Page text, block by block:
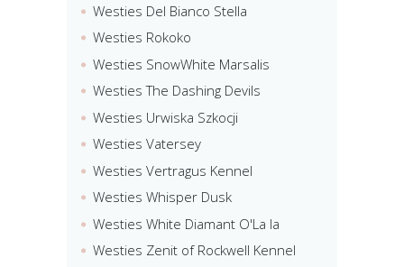
Westies Del Bianco Stella
Westies Rokoko
Westies SnowWhite Marsalis
Westies The Dashing Devils
Westies Urwiska Szkocji
Westies Vatersey
Westies Vertragus Kennel
Westies Whisper Dusk
Westies White Diamant O'La la
Westies Zenit of Rockwell Kennel